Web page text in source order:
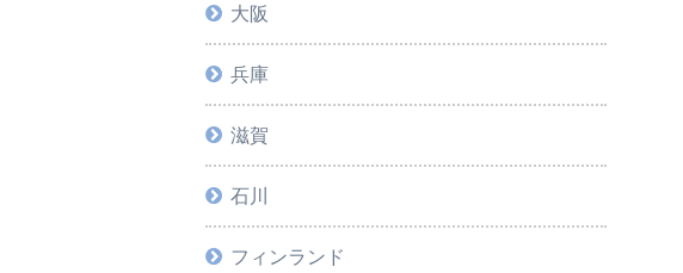
大阪
兵庫
滋賀
石川
フィンランド